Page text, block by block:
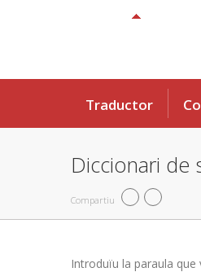
Traductor
Diccionari de
Compartiu
Introduïu la paraula que